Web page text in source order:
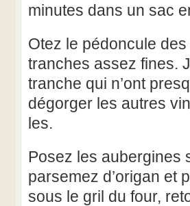
minutes dans un sac
Otez le pédoncule
tranches assez fines.
tranche qui n’ont
dégorger les autres
les.
Posez les aubergines
parsemez d’origan et
sous le gril du four,